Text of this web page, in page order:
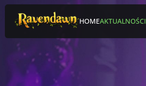
HOMEAKTUALNOŚCI